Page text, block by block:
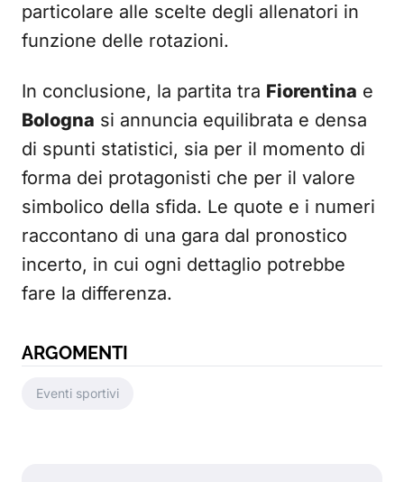
particolare alle scelte degli allenatori in
funzione delle rotazioni.
In conclusione, la partita tra Fiorentina e
Bologna si annuncia equilibrata e densa
di spunti statistici, sia per il momento di
forma dei protagonisti che per il valore
simbolico della sfida. Le quote e i numeri
raccontano di una gara dal pronostico
incerto, in cui ogni dettaglio potrebbe
fare la differenza.
ARGOMENTI
Eventi sportivi